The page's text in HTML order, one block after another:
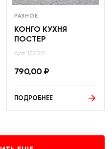
РАЗНОЕ
КОНГО КУХНЯ
ПОСТЕР
Арт: 152122
790,00 ₽
ПОДРОБНЕЕ